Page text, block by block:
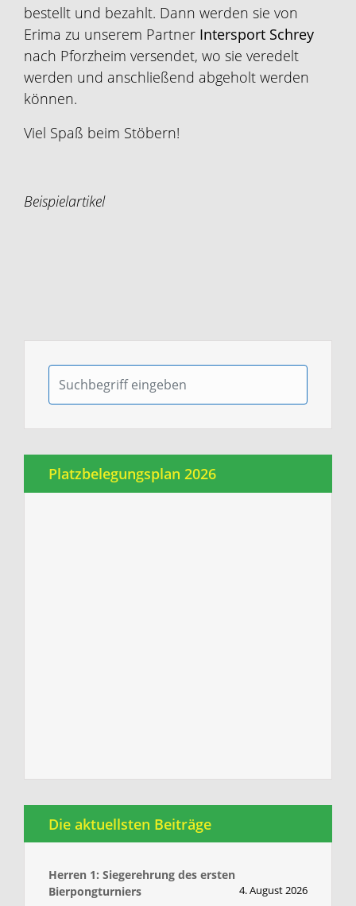
bestellt und bezahlt. Dann werden sie von
Erima zu unserem Partner Intersport Schrey
nach Pforzheim versendet, wo sie veredelt
werden und anschließend abgeholt werden
können.
Viel Spaß beim Stöbern!
Beispielartikel
Platzbelegungsplan 2026
Die aktuellsten Beiträge
Herren 1: Siegerehrung des ersten
Bierpongturniers
4. August 2026